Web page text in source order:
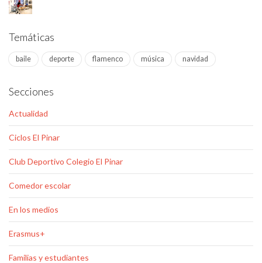
Temáticas
baile deporte flamenco música navidad
Secciones
Actualidad
Ciclos El Pinar
Club Deportivo Colegio El Pinar
Comedor escolar
En los medios
Erasmus+
Familias y estudiantes